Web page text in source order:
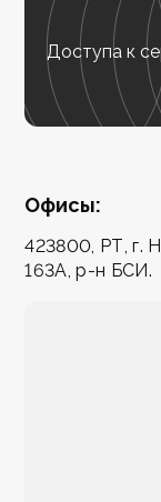
Доступа к
Офисы:
423800, РТ, г.
163А, р-н БСИ.